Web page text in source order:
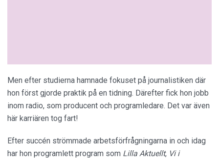
Men efter studierna hamnade fokuset på journalistiken där
hon först gjorde praktik på en tidning. Därefter fick hon jobb
inom radio, som producent och programledare. Det var även
här karriären tog fart!
Efter succén strömmade arbetsförfrågningarna in och idag
har hon programlett program som Lilla Aktuellt, Vi i